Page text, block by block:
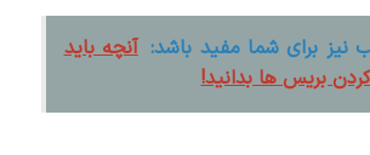
نیز برای شما مفید باشد: آنچه باید
بریس ها بدانید!